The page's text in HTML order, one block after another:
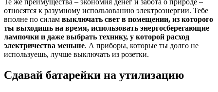
Те же преимущества – экономия денег и забота о природе –
относятся к разумному использованию электроэнергии. Тебе
вполне по силам выключать свет в помещении, из которого
ты выходишь на время, использовать энергосберегающие
лампочки и даже выбрать технику, у которой расход
электричества меньше. А приборы, которые ты долго не
используешь, лучше выключать из розетки.
Сдавай батарейки на утилизацию